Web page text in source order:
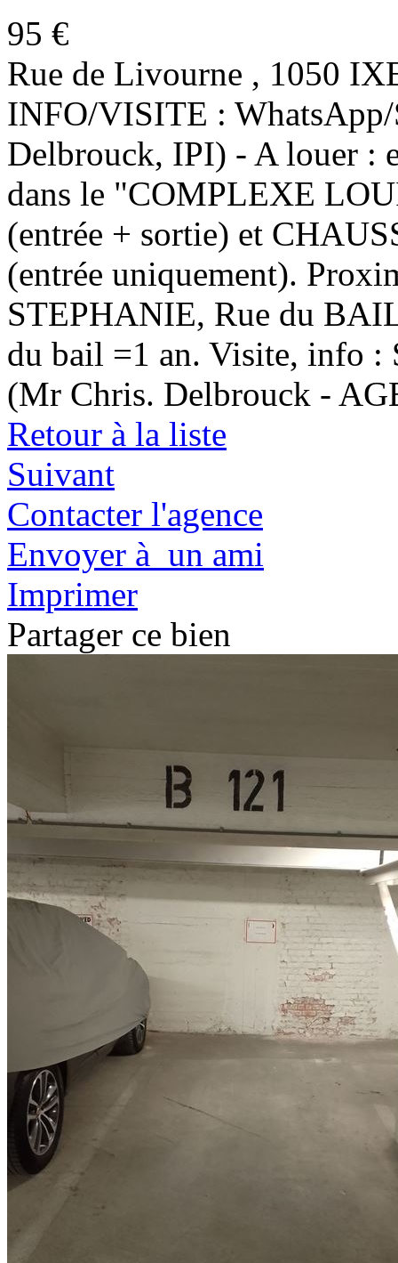
95 €
Rue de Livourne , 1050
INFO/VISITE :
Delbrouck, IPI) - A louer :
dans le "COMPLEXE
(entrée + sortie) et
(entrée uniquement).
STEPHANIE, Rue du
du bail =1 an. Visite, info :
(Mr Chris. Delbrouck -
Retour à la liste
Suivant
Contacter l'agence
Envoyer à un ami
Imprimer
Partager ce bien